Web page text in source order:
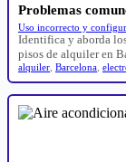
Problemas
Uso incorrecto y
Identifica y aborda
pisos de alquiler en
alquiler Barcelona